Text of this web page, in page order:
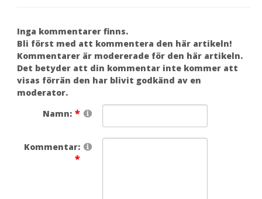
Inga kommentarer finns.
Bli först med att kommentera den här artikeln!
Kommentarer är modererade för den här artikeln.
Det betyder att din kommentar inte kommer att
visas förrän den har blivit godkänd av en
moderator.
Namn:
Kommentar: